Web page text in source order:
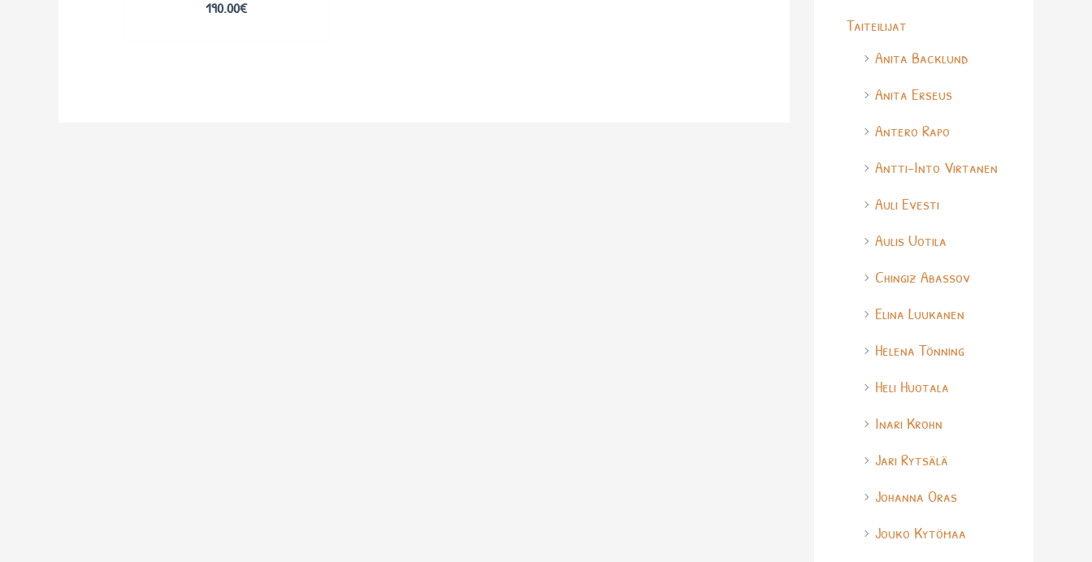
190.00€
Taiteilijat
Anita Backlund
Anita Erseus
Antero Rapo
Antti-Into Virtanen
Auli Evesti
Aulis Uotila
Chingiz Abassov
Elina Luukanen
Helena Tönning
Heli Huotala
Inari Krohn
Jari Rytsälä
Johanna Oras
Jouko Kytömaa